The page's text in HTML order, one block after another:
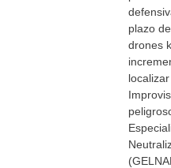
plazo
drones